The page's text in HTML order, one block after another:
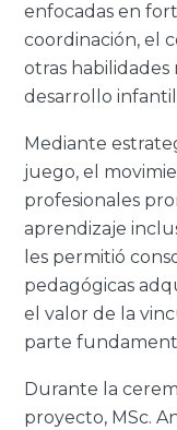
enfocadas en
coordinación, el
otras habilidades
desarrollo
Mediante
juego, el
profesionales
aprendizaje
les permitió
pedagógicas
el valor de la
parte
Durante la
proyecto, MSc.